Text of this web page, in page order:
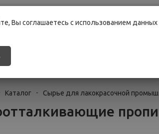
сырья
Пн. –
Каталог - Сырье для лакокрасочной
Вы соглашаетесь с использованием данных